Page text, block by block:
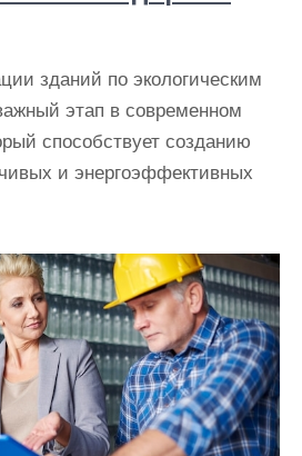
зданий по экологическим
этап в современном
способствует созданию
и энергоэффективных